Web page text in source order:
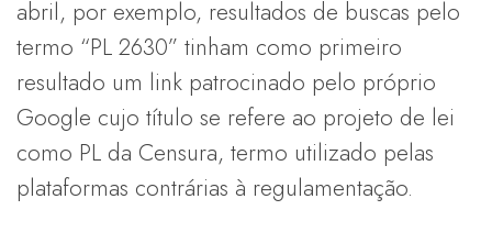
abril, por exemplo, resultados de buscas pelo
termo “PL 2630” tinham como primeiro
resultado um link patrocinado pelo próprio
Google cujo título se refere ao projeto de lei
como PL da Censura, termo utilizado pelas
plataformas contrárias à regulamentação.